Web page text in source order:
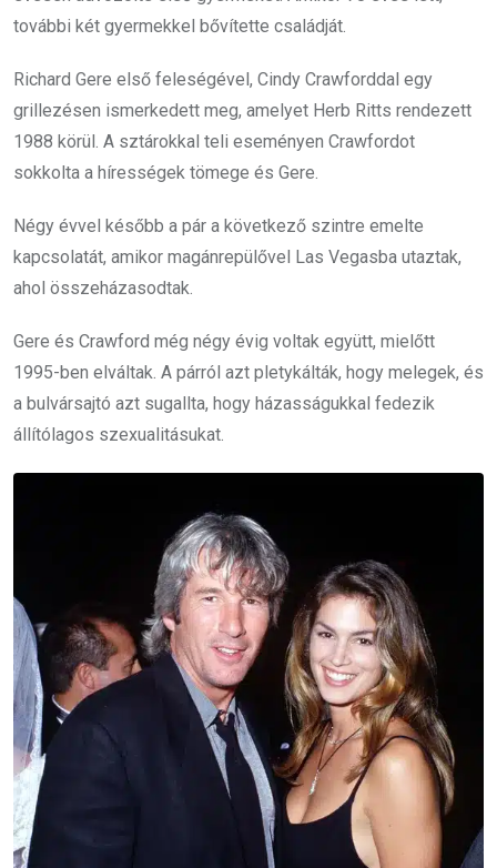
további két gyermekkel bővítette családját.
Richard Gere első feleségével, Cindy Crawforddal egy
grillezésen ismerkedett meg, amelyet Herb Ritts rendezett
1988 körül. A sztárokkal teli eseményen Crawfordot
sokkolta a hírességek tömege és Gere.
Négy évvel később a pár a következő szintre emelte
kapcsolatát, amikor magánrepülővel Las Vegasba utaztak,
ahol összeházasodtak.
Gere és Crawford még négy évig voltak együtt, mielőtt
1995-ben elváltak. A párról azt pletykálták, hogy melegek, és
a bulvársajtó azt sugallta, hogy házasságukkal fedezik
állítólagos szexualitásukat.